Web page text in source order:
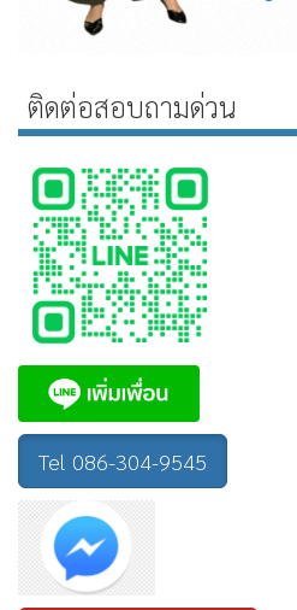
ติดต่อสอบถามด่วน
Tel 086-304-9545